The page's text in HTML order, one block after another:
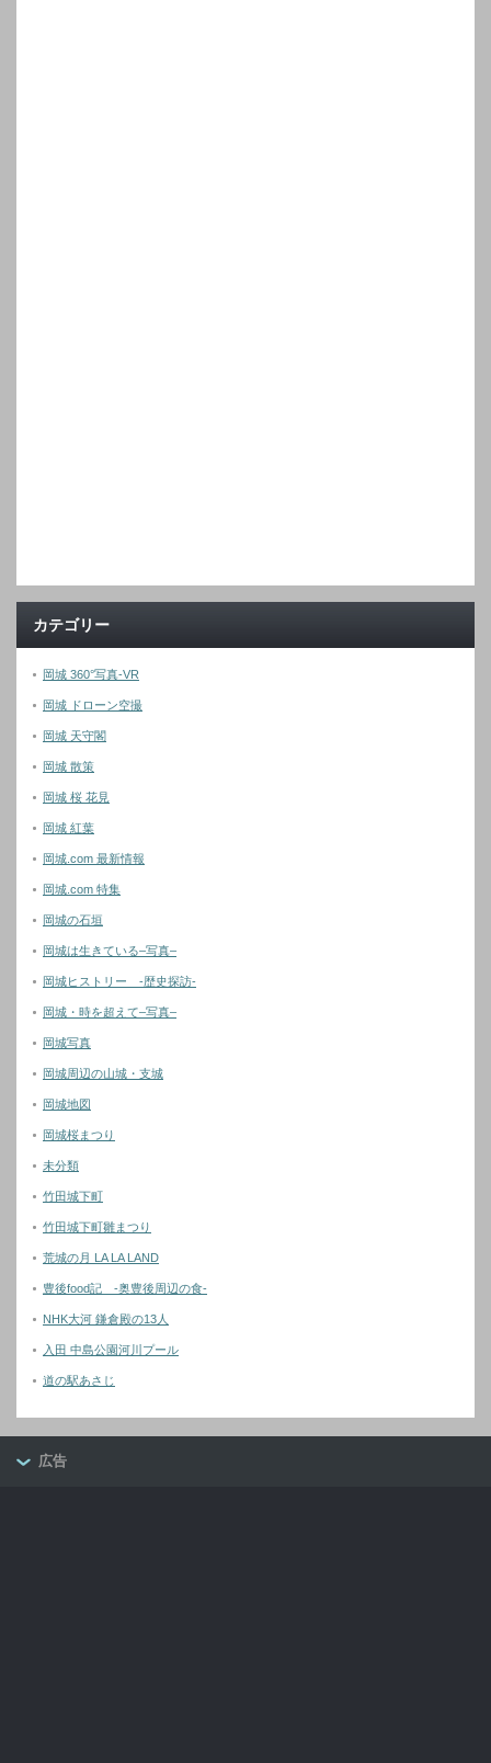
カテゴリー
岡城 360°写真-VR
岡城 ドローン空撮
岡城 天守閣
岡城 散策
岡城 桜 花見
岡城 紅葉
岡城.com 最新情報
岡城.com 特集
岡城の石垣
岡城は生きている–写真–
岡城ヒストリー -歴史探訪-
岡城・時を超えて–写真–
岡城写真
岡城周辺の山城・支城
岡城地図
岡城桜まつり
未分類
竹田城下町
竹田城下町雛まつり
荒城の月 LA LA LAND
豊後food記 -奥豊後周辺の食-
NHK大河 鎌倉殿の13人
入田 中島公園河川プール
道の駅あさじ
広告